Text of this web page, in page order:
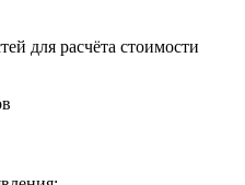
для расчёта стоимости